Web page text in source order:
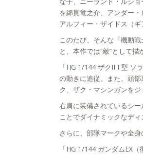
を綿貫竜之介、アンダー
アルフィー・ザイドス（ギ
このたび、そんな『機動
と、本作では“敵”として描
「HG 1/144 ザクII F型 ソ
の動きに追従。また、頭
ク、ザク・マシンガンを
右肩に装備されているシ
ことでダイナミックなディ
さらに、部隊マークや全
「HG 1/144 ガンダムEX